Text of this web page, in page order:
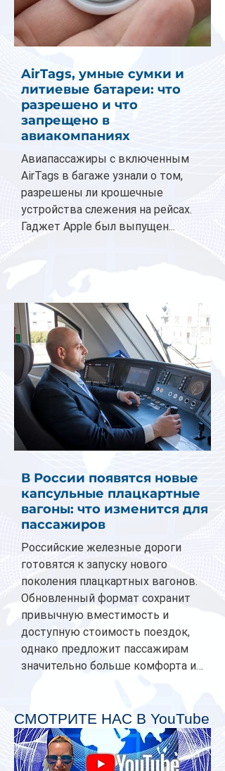
AirTags, умные сумки и
литиевые батареи: что
разрешено и что
запрещено в
авиакомпаниях
Авиапассажиры с включенным
AirTags в багаже узнали о том,
разрешены ли крошечные
устройства слежения на рейсах.
Гаджет Apple был выпущен...
В России появятся новые
капсульные плацкартные
вагоны: что изменится для
пассажиров
Российские железные дороги
готовятся к запуску нового
поколения плацкартных вагонов.
Обновленный формат сохранит
привычную вместимость и
доступную стоимость поездок,
однако предложит пассажирам
значительно больше комфорта и
планируется начать в 2027 году.
Одним из главных нововведений
станут индивидуальные шторки у
каждого спального места. Они
СМОТРИТЕ НАС В YouTube